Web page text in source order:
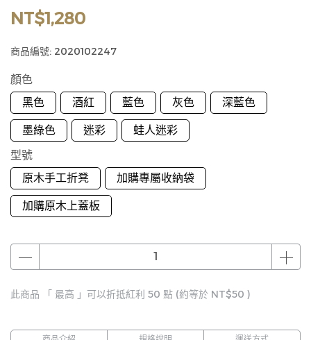
NT$1,280
商品編號: 2020102247
顏色
黑色
酒紅 藍色 灰色 深藍色
墨綠色 迷彩
蛙人迷彩
型號
原木手工折凳
加購專屬收納袋
加購原木上蓋板
此商品 「 最高 」可以折抵紅利 50 點 (約等於 NT$50 )